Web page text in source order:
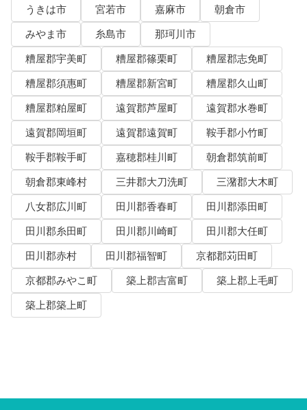
うきは市
宮若市 嘉麻市
朝倉市
みやま市
糸島市
那珂川市
糟屋郡宇美町
糟屋郡篠栗町
糟屋郡志免町
糟屋郡須惠町
糟屋郡新宮町
糟屋郡久山町
糟屋郡粕屋町
遠賀郡芦屋町
遠賀郡水巻町
遠賀郡岡垣町
遠賀郡遠賀町
鞍手郡小竹町
鞍手郡鞍手町
嘉穂郡桂川町
朝倉郡筑前町
朝倉郡東峰村
三井郡大刀洗町
三潴郡大木町
八女郡広川町
田川郡香春町
田川郡添田町
田川郡糸田町
田川郡川崎町
田川郡大任町
田川郡赤村
田川郡福智町
京都郡苅田町
京都郡みやこ町
築上郡吉富町
築上郡上毛町
築上郡築上町